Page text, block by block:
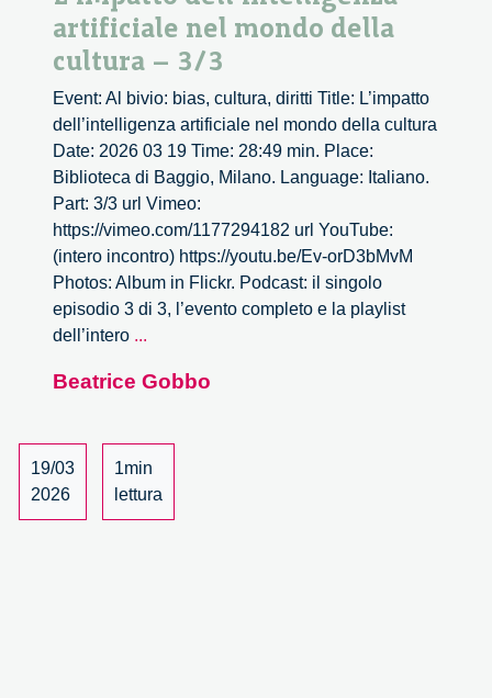
artificiale nel mondo della
cultura – 3/3
Event: Al bivio: bias, cultura, diritti Title: L’impatto
dell’intelligenza artificiale nel mondo della cultura
Date: 2026 03 19 Time: 28:49 min. Place:
Biblioteca di Baggio, Milano. Language: Italiano.
Part: 3/3 url Vimeo:
https://vimeo.com/1177294182 url YouTube:
(intero incontro) https://youtu.be/Ev-orD3bMvM
Photos: Album in Flickr. Podcast: il singolo
episodio 3 di 3, l’evento completo e la playlist
dell’intero ...
artificiale
mondo
della
cultura
–
Beatrice Gobbo
19/03
2026
1min
lettura